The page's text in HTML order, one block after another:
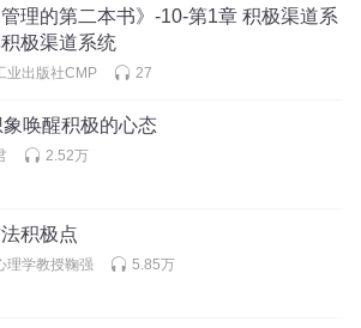
管理的第二本书》-10-第1章 积极渠道系
极渠道系统
业出版社CMP 27
唤醒积极的心态
2.52万
积极点
理学教授鞠强 5.85万